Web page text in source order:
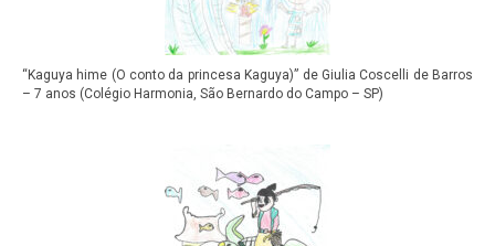
“Kaguya hime (O conto da princesa Kaguya)” de Giulia Coscelli de Barros
– 7 anos (Colégio Harmonia, São Bernardo do Campo – SP)